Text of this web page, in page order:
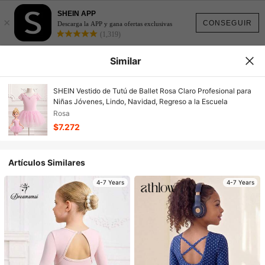
CONSEGUIR
×
SHEIN APP
Descarga la APP y gana ofertas exclusivas
(1,319)
Similar
SHEIN Vestido de Tutú de Ballet Rosa Claro Profesional para
Niñas Jóvenes, Lindo, Navidad, Regreso a la Escuela
Rosa
$7.272
Artículos Similares
4-7 Years 4-7 Years